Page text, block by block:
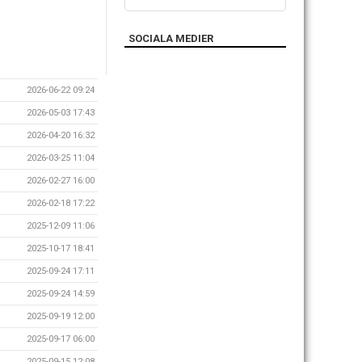
2026-06-22 09:24
2026-05-03 17:43
2026-04-20 16:32
2026-03-25 11:04
2026-02-27 16:00
2026-02-18 17:22
2025-12-09 11:06
2025-10-17 18:41
2025-09-24 17:11
2025-09-24 14:59
2025-09-19 12:00
2025-09-17 06:00
SOCIALA MEDIER